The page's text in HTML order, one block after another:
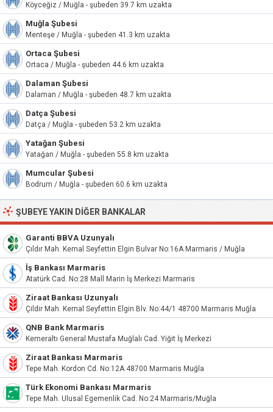
Köyceğiz / Muğla - şubeden 39.7 km uzakta
Muğla Şubesi
Menteşe / Muğla - şubeden 41.3 km uzakta
Ortaca Şubesi
Ortaca / Muğla - şubeden 44.6 km uzakta
Dalaman Şubesi
Dalaman / Muğla - şubeden 48.7 km uzakta
Datça Şubesi
Datça / Muğla - şubeden 53.2 km uzakta
Yatağan Şubesi
Yatağan / Muğla - şubeden 55.8 km uzakta
Mumcular Şubesi
Bodrum / Muğla - şubeden 60.6 km uzakta
ŞUBEYE YAKIN DIĞER BANKALAR
Garanti BBVA Uzunyalı
Çıldır Mah. Kemal Seyfettin Elgin Bulvar No:16A Marmaris / Muğla
İş Bankası Marmaris
Atatürk Cad. No:28 Mall Marin İş Merkezi Marmaris
Ziraat Bankası Uzunyalı
Çildir Mah. Kemal Seyfettin Elgin Blv. No:44/1 48700 Marmaris Muğla
QNB Bank Marmaris
Kemeraltı General Mustafa Muğlalı Cad. Yiğit İş Merkezi
Ziraat Bankası Marmaris
Tepe Mah. Kordon Cd. No:12A 48700 Marmaris Muğla
Türk Ekonomi Bankası Marmaris
Tepe Mah. Ulusal Egemenlik Cad. No:24 Marmaris/Muğla